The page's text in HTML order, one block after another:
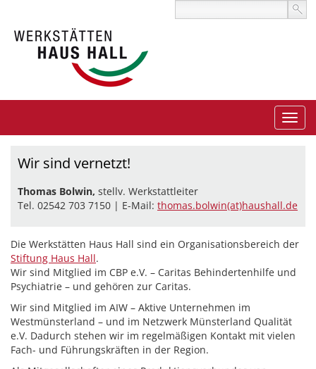
Wir sind vernetzt!
Thomas Bolwin, stellv. Werkstattleiter
Tel. 02542 703 7150 | E-Mail: thomas.bolwin(at)haushall.de
Die Werkstätten Haus Hall sind ein Organisationsbereich der
Stiftung Haus Hall.
Wir sind Mitglied im CBP e.V. – Caritas Behindertenhilfe und
Psychiatrie – und gehören zur Caritas.
Wir sind Mitglied im AIW – Aktive Unternehmen im
Westmünsterland – und im Netzwerk Münsterland Qualität
e.V. Dadurch stehen wir im regelmäßigen Kontakt mit vielen
Fach- und Führungskräften in der Region.